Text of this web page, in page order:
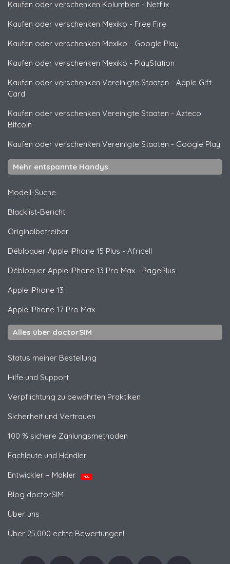
Kaufen oder verschenken Kolumbien - Netflix
Kaufen oder verschenken Mexiko - Free Fire
Kaufen oder verschenken Mexiko - Google Play
Kaufen oder verschenken Mexiko - PlayStation
Kaufen oder verschenken Vereinigte Staaten - Apple Gift
Card
Kaufen oder verschenken Vereinigte Staaten - Azteco
Bitcoin
Kaufen oder verschenken Vereinigte Staaten - Google Play
Mehr entspannte Handys
Modell-Suche
Blacklist-Bericht
Originalbetreiber
Débloquer Apple iPhone 15 Plus - Africell
Débloquer Apple iPhone 13 Pro Max - PagePlus
Apple iPhone 13
Apple iPhone 17 Pro Max
Alles über doctorSIM
Status meiner Bestellung
Hilfe und Support
Verpflichtung zu bewährten Praktiken
Sicherheit und Vertrauen
100 % sichere Zahlungsmethoden
Fachleute und Händler
Entwickler – Makler
NEU
Blog doctorSIM
Über uns
Über 25.000 echte Bewertungen!